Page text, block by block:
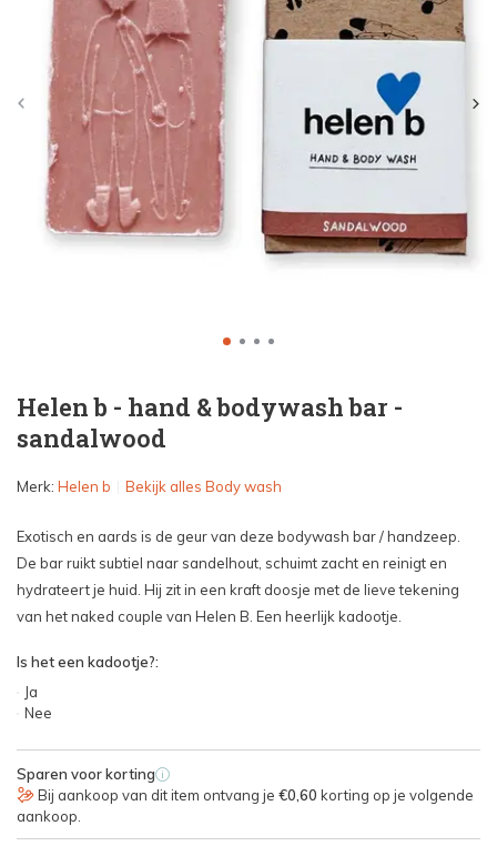
Helen b - hand & bodywash bar -
sandalwood
Merk: Helen b Bekijk alles Body wash
Exotisch en aards is de geur van deze bodywash bar / handzeep.
De bar ruikt subtiel naar sandelhout, schuimt zacht en reinigt en
hydrateert je huid. Hij zit in een kraft doosje met de lieve tekening
van het naked couple van Helen B. Een heerlijk kadootje.
Is het een kadootje?:
Ja
Nee
Sparen voor korting i
Bij aankoop van dit item ontvang je €0,60 korting op je volgende
aankoop.